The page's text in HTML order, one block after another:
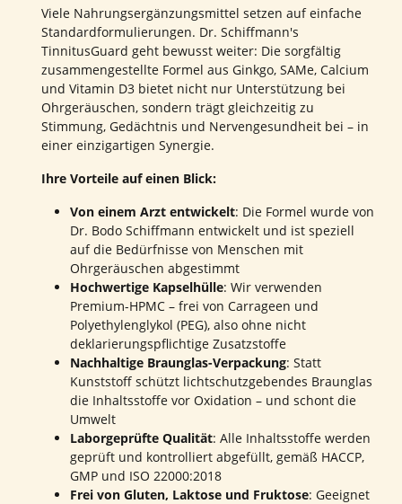
Viele Nahrungsergänzungsmittel setzen auf einfache
Standardformulierungen. Dr. Schiffmann's
TinnitusGuard geht bewusst weiter: Die sorgfältig
zusammengestellte Formel aus Ginkgo, SAMe, Calcium
und Vitamin D3 bietet nicht nur Unterstützung bei
Ohrgeräuschen, sondern trägt gleichzeitig zu
Stimmung, Gedächtnis und Nervengesundheit bei – in
einer einzigartigen Synergie.
Ihre Vorteile auf einen Blick:
Von einem Arzt entwickelt: Die Formel wurde von
Dr. Bodo Schiffmann entwickelt und ist speziell
auf die Bedürfnisse von Menschen mit
Ohrgeräuschen abgestimmt
Hochwertige Kapselhülle: Wir verwenden
Premium-HPMC – frei von Carrageen und
Polyethylenglykol (PEG), also ohne nicht
deklarierungspflichtige Zusatzstoffe
Nachhaltige Braunglas-Verpackung: Statt
Kunststoff schützt lichtschutzgebendes Braunglas
die Inhaltsstoffe vor Oxidation – und schont die
Umwelt
Laborgeprüfte Qualität: Alle Inhaltsstoffe werden
geprüft und kontrolliert abgefüllt, gemäß HACCP,
GMP und ISO 22000:2018
Frei von Gluten, Laktose und Fruktose: Geeignet